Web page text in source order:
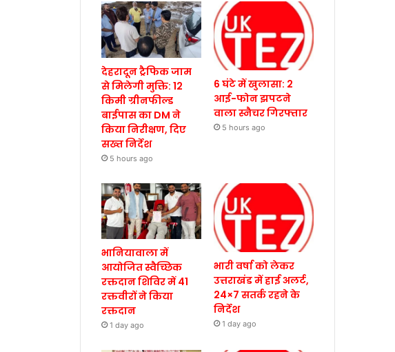
देहरादून ट्रैफिक जाम
से मिलेगी मुक्ति: 12
किमी ग्रीनफील्ड
बाईपास का DM ने
किया निरीक्षण, दिए
सख्त निर्देश
5 hours ago
6 घंटे में खुलासा: 2
आई-फोन झपटने
वाला स्नैचर गिरफ्तार
5 hours ago
भानियावाला में
आयोजित स्वैच्छिक
रक्तदान शिविर में 41
रक्तवीरों ने किया
रक्तदान
1 day ago
भारी वर्षा को लेकर
उत्तराखंड में हाई अलर्ट,
24×7 सतर्क रहने के
निर्देश
1 day ago